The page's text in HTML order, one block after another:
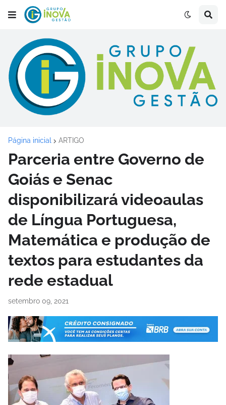
Página inicial ARTIGO
Parceria entre Governo de
Goiás e Senac
disponibilizará videoaulas
de Língua Portuguesa,
Matemática e produção de
textos para estudantes da
rede estadual
setembro 09, 2021